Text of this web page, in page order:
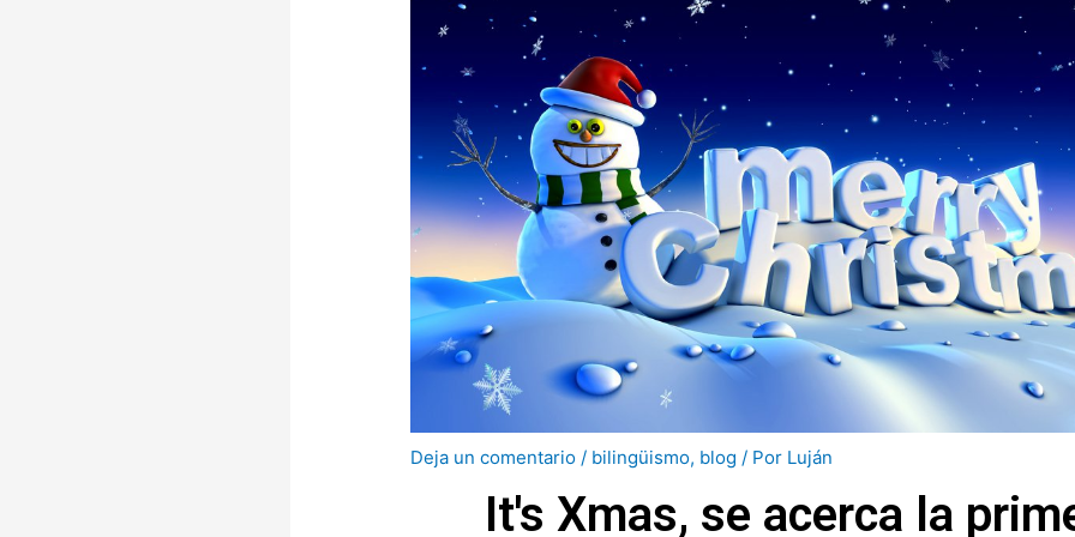
Deja un comentario / bilingüismo, blog / Por Luján
It's Xmas, se acerca la